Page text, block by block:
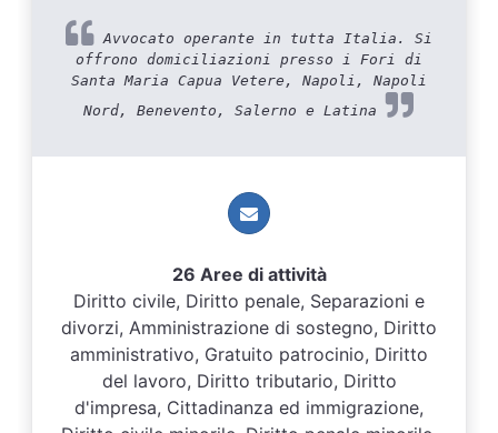
Avvocato operante in tutta Italia. Si
offrono domiciliazioni presso i Fori di
Santa Maria Capua Vetere, Napoli, Napoli
Nord, Benevento, Salerno e Latina
26 Aree di attività
Diritto civile, Diritto penale, Separazioni e
divorzi, Amministrazione di sostegno, Diritto
amministrativo, Gratuito patrocinio, Diritto
del lavoro, Diritto tributario, Diritto
d'impresa, Cittadinanza ed immigrazione,